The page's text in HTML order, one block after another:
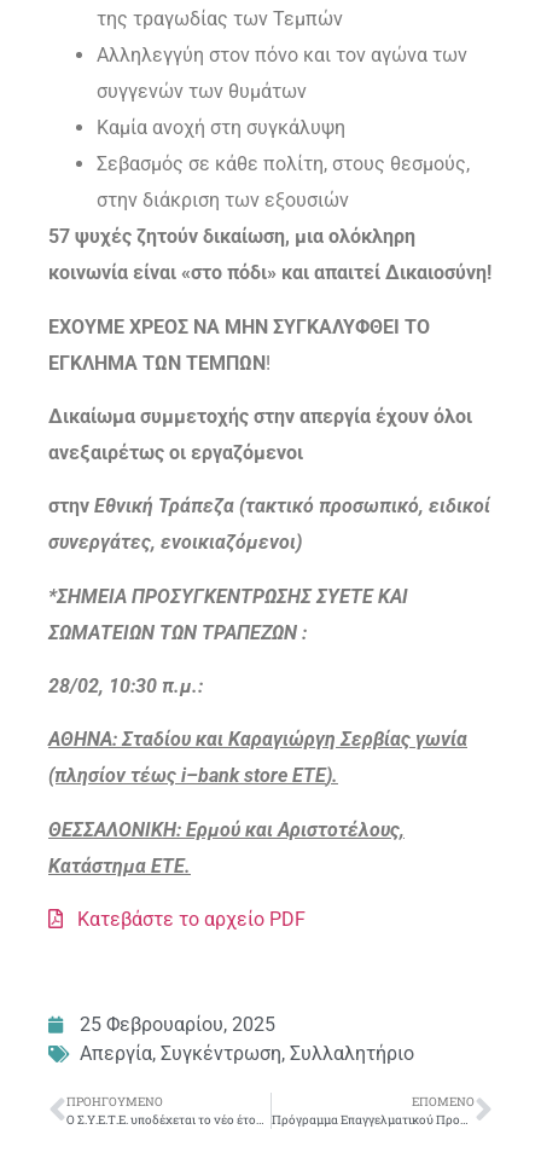
της τραγωδίας των Τεμπών
Αλληλεγγύη στον πόνο και τον αγώνα των
συγγενών των θυμάτων
Καμία ανοχή στη συγκάλυψη
Σεβασμός σε κάθε πολίτη, στους θεσμούς,
στην διάκριση των εξουσιών
57 ψυχές ζητούν δικαίωση, μια ολόκληρη
κοινωνία είναι «στο πόδι» και απαιτεί Δικαιοσύνη!
ΕΧΟΥΜΕ ΧΡΕΟΣ ΝΑ ΜΗΝ ΣΥΓΚΑΛΥΦΘΕΙ ΤΟ
ΕΓΚΛΗΜΑ ΤΩΝ ΤΕΜΠΩΝ!
Δικαίωμα συμμετοχής στην απεργία έχουν όλοι
ανεξαιρέτως οι εργαζόμενοι
στην Εθνική Τράπεζα (τακτικό προσωπικό, ειδικοί
συνεργάτες, ενοικιαζόμενοι)
*ΣΗΜΕΙΑ ΠΡΟΣΥΓΚΕΝΤΡΩΣΗΣ ΣΥΕΤΕ ΚΑΙ
ΣΩΜΑΤΕΙΩΝ ΤΩΝ ΤΡΑΠΕΖΩΝ :
28/02, 10:30 π.μ.:
ΑΘΗΝΑ: Σταδίου και Καραγιώργη Σερβίας γωνία
(πλησίον τέως i–bank store ETE).
ΘΕΣΣΑΛΟΝΙΚΗ: Ερμού και Αριστοτέλους,
Κατάστημα ΕΤΕ.
Κατεβάστε το αρχείο PDF
25 Φεβρουαρίου, 2025
Απεργία, Συγκέντρωση, Συλλαλητήριο
ΠΡΟΗΓΟΎΜΕΝΟ
Ο Σ.Υ.Ε.Τ.Ε. υποδέχεται το νέο έτος με δύο χορούς στο κέντρο «ANODOS»
ΕΠΌΜΕΝΟ
Πρόγραμμα Επαγγελματικού Προσανατολισμού και Συμβουλευτικής 2025